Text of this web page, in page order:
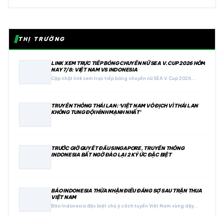
THỊ TRƯỜNG
LINK XEM TRỰC TIẾP BÓNG CHUYỀN NỮ SEA V.CUP 2026 HÔM
NAY 7/8: VIỆT NAM VS INDONESIA
Cập nhật link xem trực tiếp bóng chuyền nữ SEA V.Cup 2026…
TRUYỀN THÔNG THÁI LAN: ‘VIỆT NAM VÔ ĐỊCH VÌ THÁI LAN
KHÔNG TUNG ĐỘI HÌNH MẠNH NHẤT’
TRƯỚC GIỜ QUYẾT ĐẤU SINGAPORE, TRUYỀN THÔNG
INDONESIA BẤT NGỜ ĐÀO LẠI 2 KÝ ỨC ĐẶC BIỆT
BÁO INDONESIA THỪA NHẬN ĐIỀU ĐÁNG SỢ SAU TRẬN THUA
VIỆT NAM
Báo Indonesia đặc biệt chú ý cách tuyển Việt Nam vùng dậy…